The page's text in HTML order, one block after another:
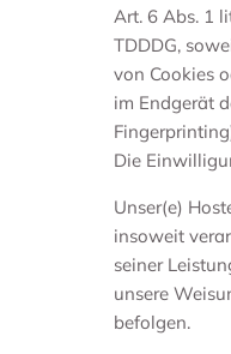
Art. 6 Abs. 1
TDDDG,
von Cookies
im Endgerät
Die
Unser(e)
insoweit
seiner
unsere
befolgen.